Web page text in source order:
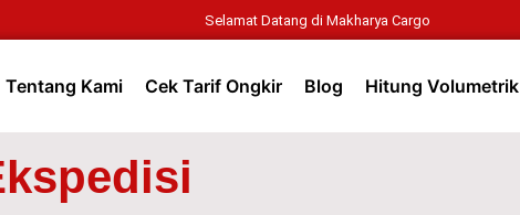
Selamat Datang di Makharya Cargo
Tentang Kami Cek Tarif Ongkir Blog Hitung Volumetrik